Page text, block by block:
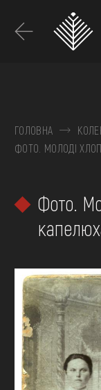
основного
КОЛЕКЦІЇ
ВИСТАВКИ
ВІДВІДАТИ
ПОСЛУГИ
FAQ
ОНЛАЙН-
ГОЛОВНА
ФОТО. МОЛОДІ
Фото.